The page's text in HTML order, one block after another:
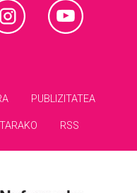
PUBLIZITATEA
RSS